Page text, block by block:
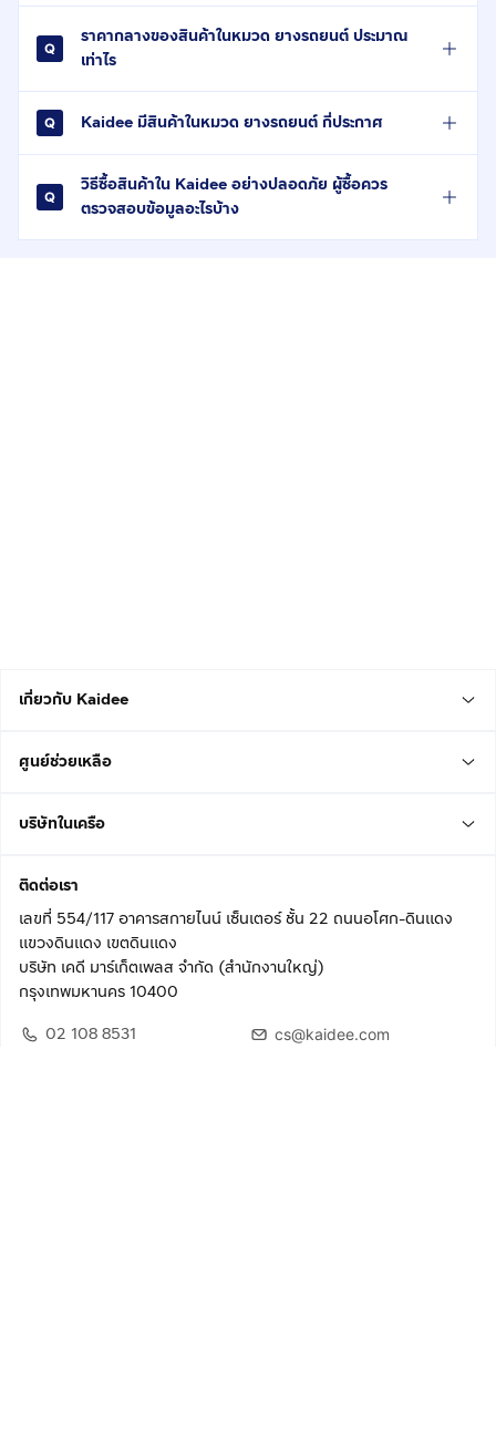
ราคากลางของสินค้าในหมวด ยางรถยนต์ ประมาณ
เท่าไร
Kaidee มีสินค้าในหมวด ยางรถยนต์ กี่ประกาศ
วิธีซื้อสินค้าใน Kaidee อย่างปลอดภัย ผู้ซื้อควร
ตรวจสอบข้อมูลอะไรบ้าง
เกี่ยวกับ Kaidee
ศูนย์ช่วยเหลือ
บริษัทในเครือ
ติดต่อเรา
เลขที่ 554/117 อาคารสกายไนน์ เซ็นเตอร์ ชั้น 22 ถนนอโศก-ดินแดง
แขวงดินแดง เขตดินแดง
บริษัท เคดี มาร์เก็ตเพลส จำกัด (สำนักงานใหญ่)
กรุงเทพมหานคร 10400
02 108 8531
cs@kaidee.com